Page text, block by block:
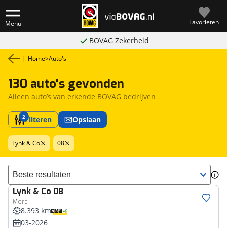
Menu Favorieten
BOVAG Zekerheid
| Home>Auto's
130 auto's gevonden
Alleen auto’s van erkende BOVAG bedrijven
2Filteren Opslaan
Lynk & Co 08
Sorteer resultaten
Lynk & Co 08
More
8.393 km
03-2026